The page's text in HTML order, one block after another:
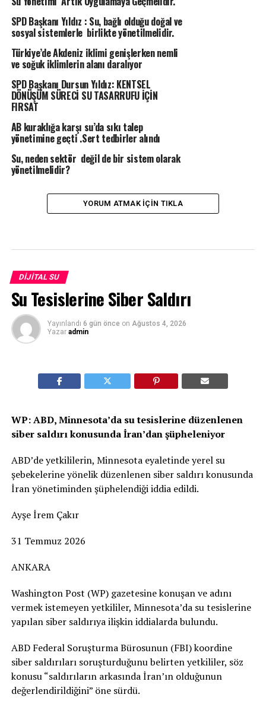
SPD Başkanı Yıldız : Su, bağlı olduğu doğal ve
sosyal sistemlerle birlikte yönetilmelidir.
Türkiye’de Akdeniz iklimi genişlerken nemli
ve soğuk iklimlerin alanı daralıyor
SPD Başkanı Dursun Yıldız: KENTSEL
DÖNÜŞÜM SÜRECİ SU TASARRUFU İÇİN
FIRSAT
AB kuraklığa karşı su’da sıkı talep
yönetimine geçti .Sert tedbirler alındı
Su, neden sektör değil de bir sistem olarak
yönetilmelidir?
YORUM ATMAK IÇIN TIKLA
DIJITAL SU
Su Tesislerine Siber Saldırı
Yayınlandı 6 gün önce on Ağustos 4, 2026
Yazar admin
WP: ABD, Minnesota’da su tesislerine düzenlenen
siber saldırı konusunda İran’dan şüpheleniyor
ABD’de yetkililerin, Minnesota eyaletinde yerel su
şebekelerine yönelik düzenlenen siber saldırı konusunda
İran yönetiminden şüphelendiği iddia edildi.
Ayşe İrem Çakır
31 Temmuz 2026
ANKARA
Washington Post (WP) gazetesine konuşan ve adını
vermek istemeyen yetkililer, Minnesota’da su tesislerine
yapılan siber saldırıya ilişkin iddialarda bulundu.
ABD Federal Soruşturma Bürosunun (FBI) koordine
siber saldırıları soruşturduğunu belirten yetkililer, söz
konusu “saldırıların arkasında İran’ın olduğunun
değerlendirildiğini” öne sürdü.